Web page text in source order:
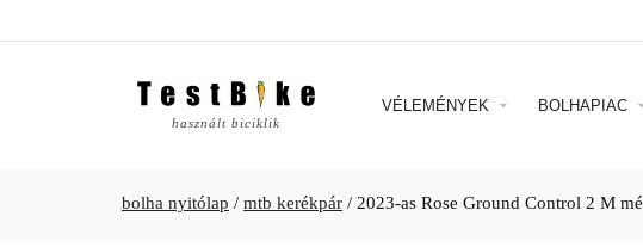
használt biciklik
VÉLEMÉNYEK BOLHAPIAC
bolha nyitólap / mtb kerékpár / 2023-as Rose Ground Control 2 M